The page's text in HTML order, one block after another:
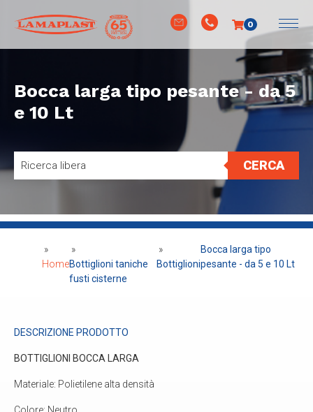
0
Bocca larga tipo pesante - da 5
e 10 Lt
CERCA
»
Home
»
Bottiglioni taniche
fusti cisterne
»
Bottiglioni
Bocca larga tipo
pesante - da 5 e 10 Lt
DESCRIZIONE PRODOTTO
BOTTIGLIONI BOCCA LARGA
Materiale: Polietilene alta densità